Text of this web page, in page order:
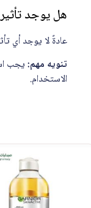
هل يوجد
عادةً لا يوجد أي
تنويه مهم:يجب
الاستخدام.